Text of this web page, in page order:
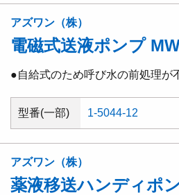
アズワン（株）
電磁式送液ポンプ
●自給式のため呼び水の前処理が
型番(一部) 1-5044-12
アズワン（株）
薬液移送ハンディポ